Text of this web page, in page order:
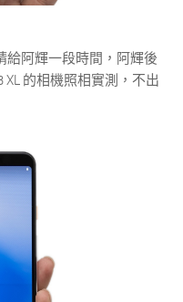
給阿輝一段時間，阿輝後
XL 的相機照相實測，不出